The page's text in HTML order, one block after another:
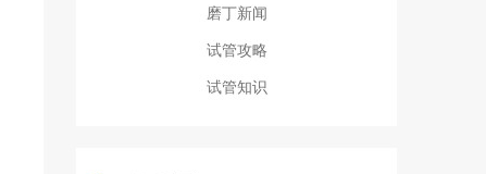
磨丁新闻
试管攻略
试管知识